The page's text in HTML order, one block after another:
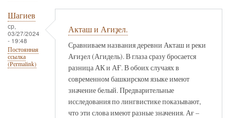
Шагиев
ср,
03/27/2024
- 19:48
Постоянная
ссылка
(Permalink)
Акташ и Ағиҙел.
Сравниваем названия деревни Акташ и реки
Ағиҙел (Агидель). В глаза сразу бросается
разница АК и АҒ. В обоих случаях в
современном башкирском языке имеют
значение белый. Предварительные
исследования по лингвистике показывают,
что эти слова имеют разные значения. Ағ –